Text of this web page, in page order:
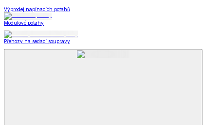
Výprodej napínacích potahů
Modulové potahy
Přehozy na sedací soupravy